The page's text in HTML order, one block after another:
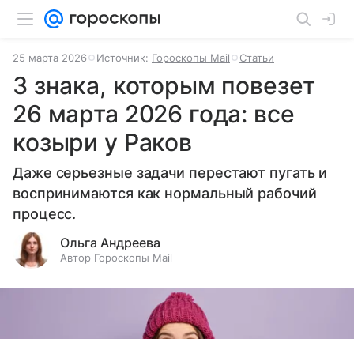
25 марта 2026 Источник: Гороскопы Mail Статьи
3 знака, которым повезет
26 марта 2026 года: все
козыри у Раков
Даже серьезные задачи перестают пугать и
воспринимаются как нормальный рабочий
процесс.
Ольга Андреева
Автор Гороскопы Mail